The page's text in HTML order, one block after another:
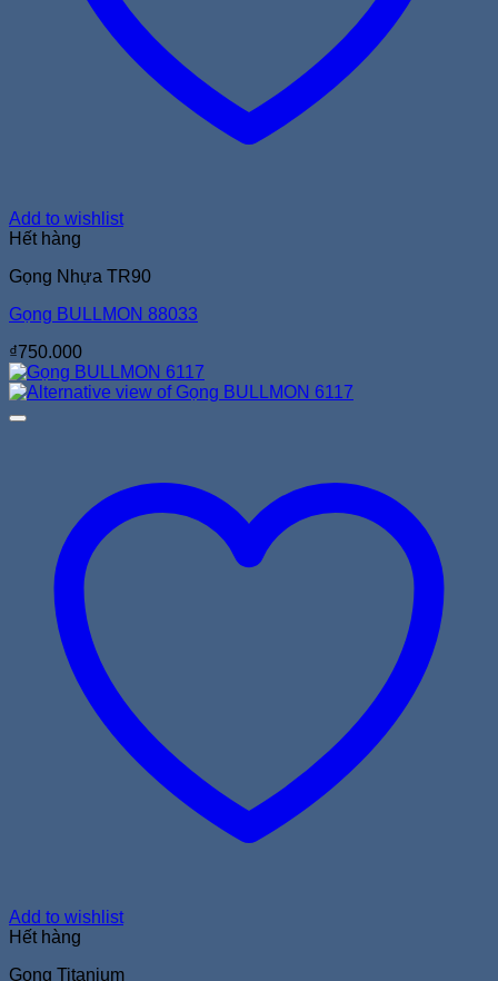
Add to wishlist
Hết hàng
Gọng Nhựa TR90
Gọng BULLMON 88033
₫750.000
Add to wishlist
Hết hàng
Gọng Titanium